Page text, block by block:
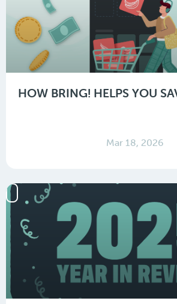
HOW BRING! HELPS YOU
Mar 18, 2026